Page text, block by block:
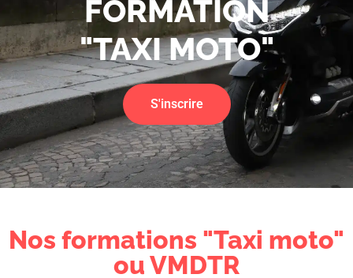
FORMATION
"TAXI MOTO"
S'inscrire
Nos formations "Taxi moto"
ou VMDTR